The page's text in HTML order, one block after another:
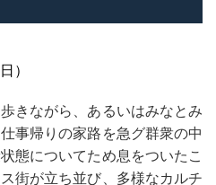
）
きながら、あるいはみなとみ
事帰りの家路を急グ群衆の中
態についてため息をついたこ
街が立ち並び、多様なカルチ